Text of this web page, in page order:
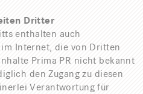
Dritter
enthalten auch
Internet, die von Dritten
Prima PR nicht bekannt
den Zugang zu diesen
Verantwortung für